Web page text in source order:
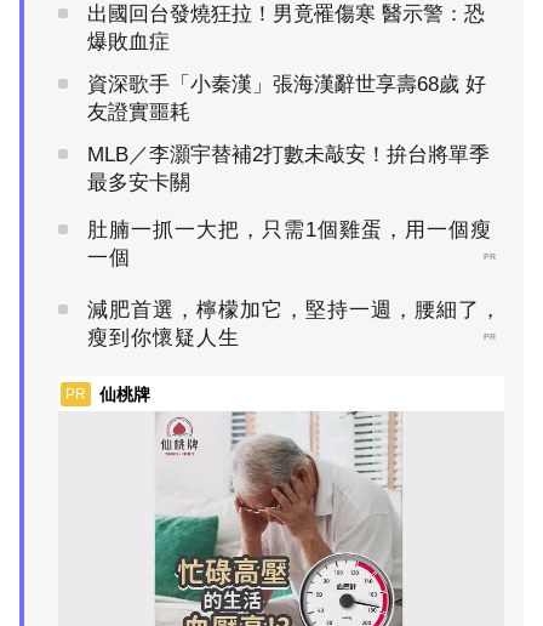
出國回台發燒狂拉！男竟罹傷寒 醫示警：恐
爆敗血症
資深歌手「小秦漢」張海漢辭世享壽68歲 好
友證實噩耗
MLB／李灝宇替補2打數未敲安！拚台將單季
最多安卡關
肚腩一抓一大把，只需1個雞蛋，用一個瘦
一個
PR
減肥首選，檸檬加它，堅持一週，腰細了，
瘦到你懷疑人生
PR
PR 仙桃牌